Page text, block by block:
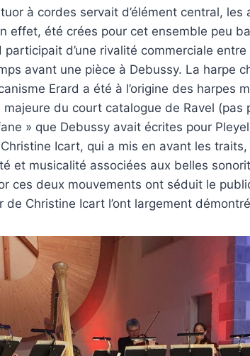
à cordes servait d’élément central,
effet, été crées pour cet ensemble peu
participait d’une rivalité commerciale
avant une pièce à Debussy. La harpe
Erard a été à l’origine des harpes
du court catalogue de Ravel (pas
» que Debussy avait écrites pour
Icart, qui a mis en avant les
et musicalité associées aux belles
ces deux mouvements ont séduit le
Christine Icart l’ont largement